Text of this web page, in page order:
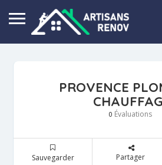
PROVENCE
0 Évaluations
Sauvegarder Partager